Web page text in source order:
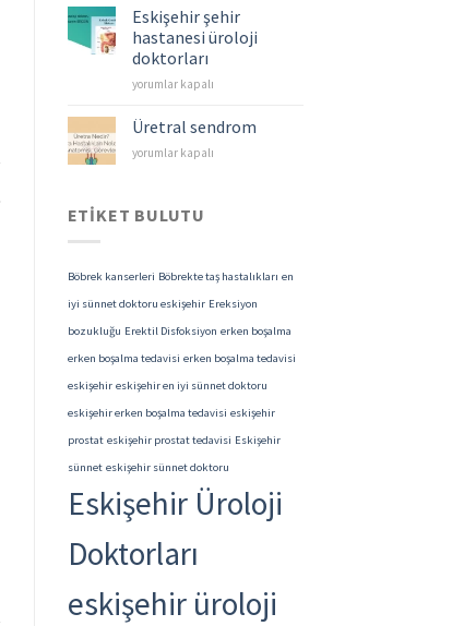
Mesane
Kanserleri
için
Eskişehir şehir
hastanesi üroloji
doktorları
Eskişehir
hastanesi
üroloji
doktorları
yorumlar kapalı
Üretral sendrom
Üretral
yorumlar kapalı
ETIKET BULUTU
Böbrek kanserleri Böbrekte taş hastalıkları en
iyi sünnet doktoru eskişehir Ereksiyon
bozukluğu Erektil Disfoksiyon erken boşalma
erken boşalma tedavisi erken boşalma tedavisi
eskişehir eskişehir en iyi sünnet doktoru
eskişehir erken boşalma tedavisi eskişehir
prostat eskişehir prostat tedavisi Eskişehir
sünnet eskişehir sünnet doktoru
Eskişehir Üroloji
Doktorları
eskişehir üroloji